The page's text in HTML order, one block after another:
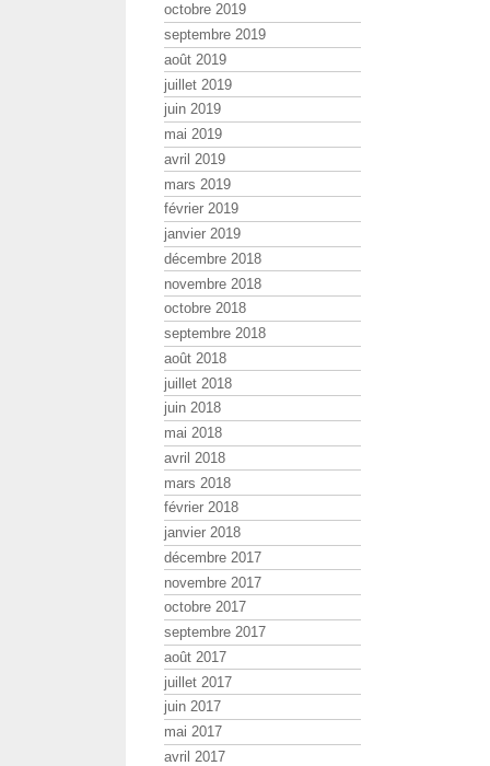
octobre 2019
septembre 2019
août 2019
juillet 2019
juin 2019
mai 2019
avril 2019
mars 2019
février 2019
janvier 2019
décembre 2018
novembre 2018
octobre 2018
septembre 2018
août 2018
juillet 2018
juin 2018
mai 2018
avril 2018
mars 2018
février 2018
janvier 2018
décembre 2017
novembre 2017
octobre 2017
septembre 2017
août 2017
juillet 2017
juin 2017
mai 2017
avril 2017